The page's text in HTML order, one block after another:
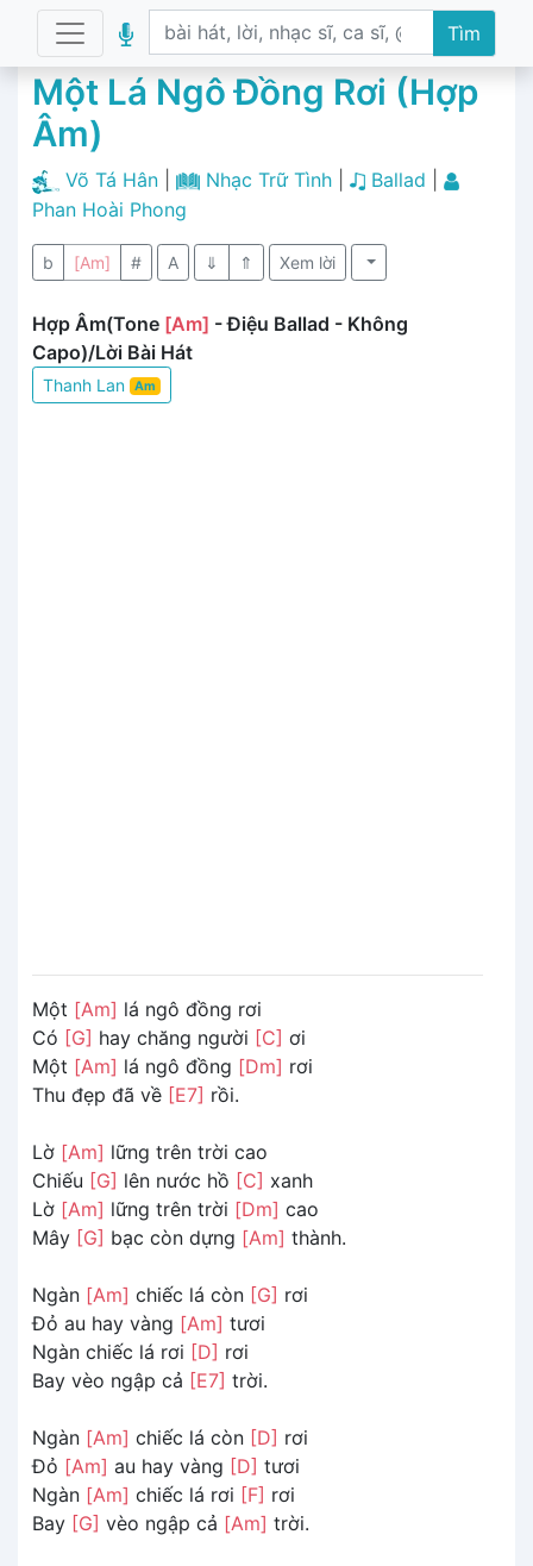
Tìm
Một Lá Ngô Đồng Rơi (Hợp
Âm)
Võ Tá Hân Nhạc Trữ Tình| Ballad
Phan Hoài Phong
b [Am] # A ⇓ ⇑ Xem lời
Hợp Âm(Tone [Am] - Điệu Ballad - Không
Capo)/Lời Bài Hát
Thanh Lan Am
Một [Am] lá ngô đồng rơi
Có [G] hay chăng người [C] ơi
Một [Am] lá ngô đồng [Dm] rơi
Thu đẹp đã về [E7] rồi.
Lờ [Am] lững trên trời cao
Chiếu [G] lên nước hồ [C] xanh
Lờ [Am] lững trên trời [Dm] cao
Mây [G] bạc còn dựng [Am] thành.
Ngàn [Am] chiếc lá còn [G] rơi
Đỏ au hay vàng [Am] tươi
Ngàn chiếc lá rơi [D] rơi
Bay vèo ngập cả [E7] trời.
Ngàn [Am] chiếc lá còn [D] rơi
Đỏ [Am] au hay vàng [D] tươi
Ngàn [Am] chiếc lá rơi [F] rơi
Bay [G] vèo ngập cả [Am] trời.